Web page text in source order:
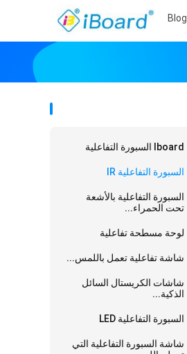
Blog
Iboard السبورة التفاعلية
السبورة التفاعلية IR
السبورة التفاعلية بالأشعة
تحت الحمراء...
لوحة مسطحة تفاعلية
شاشة تفاعلية تعمل باللمس...
شاشات الكريستال السائل
الذكية...
السبورة التفاعلية LED
شاشة السبورة التفاعلية التي